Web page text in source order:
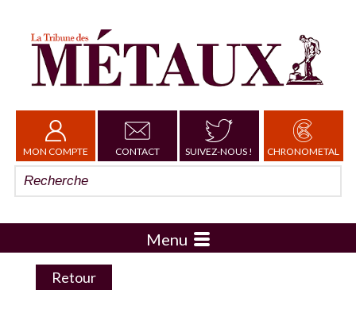
MON COMPTE CONTACT SUIVEZ-NOUS ! CHRONOMETAL
Menu
Retour